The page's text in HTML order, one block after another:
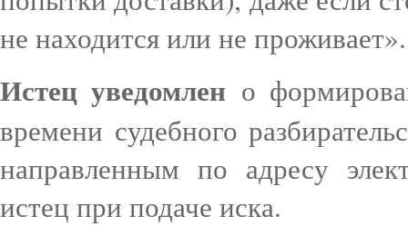
не находится или не проживает».
Истец уведомлен о
времени судебного
направленным по адресу
истец при подаче иска.